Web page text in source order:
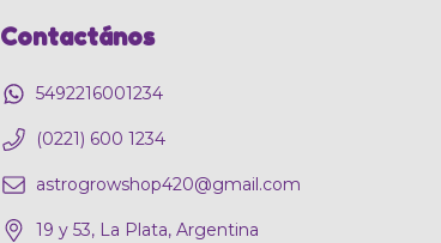
Contactános
5492216001234
(0221) 600 1234
astrogrowshop420@gmail.com
19 y 53, La Plata, Argentina